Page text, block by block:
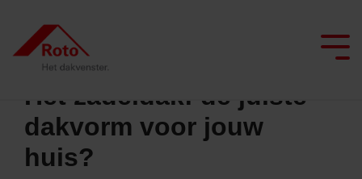
main
content.
We begeleiden je
Alle dakramen
Daktrappen
Service Dak professionals
Het zadeldak: de juiste
dakvorm voor jouw
huis?